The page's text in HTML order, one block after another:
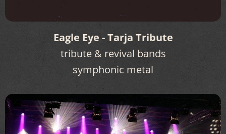
Eagle Eye - Tarja Tribute
tribute & revival bands
symphonic metal